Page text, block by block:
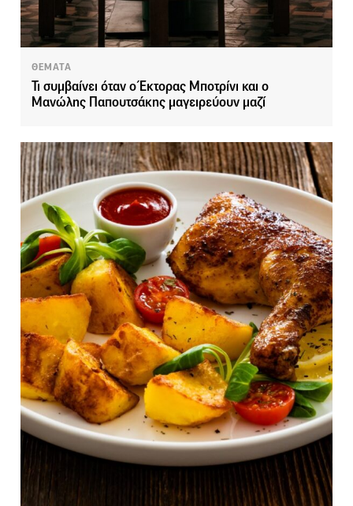
ΘΕΜΑΤΑ
Τι συμβαίνει όταν ο Έκτορας Μποτρίνι και ο
Μανώλης Παπουτσάκης μαγειρεύουν μαζί